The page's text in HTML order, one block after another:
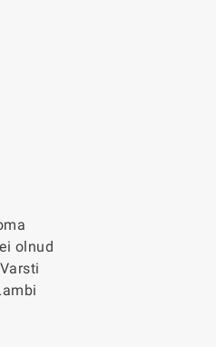
olnud